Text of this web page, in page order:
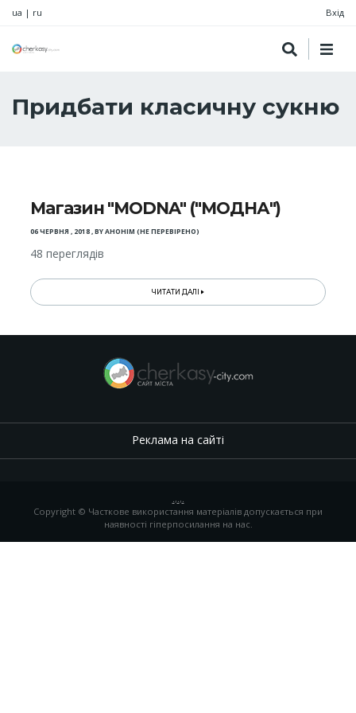
ua | ru Вхід
Придбати класичну сукню
Магазин "MODNA" ("МОДНА")
06 ЧЕРВНЯ , 2018,BYАНОНІМ (НЕ ПЕРЕВІРЕНО)
48 переглядів
ЧИТАТИ ДАЛІ
Реклама на сайті
, ,
Copyright © Часткове використання матеріалів допускається при
наявності гіперпосилання на нас.